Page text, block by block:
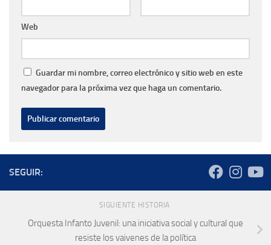
Web
Guardar mi nombre, correo electrónico y sitio web en este
navegador para la próxima vez que haga un comentario.
SEGUIR:
SIGUIENTE HISTORIA
Orquesta Infanto Juvenil: una iniciativa social y cultural que
resiste los vaivenes de la política